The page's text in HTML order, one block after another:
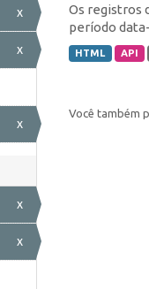
x
x
x
x
x
Os registros
período
HTML API
Você também